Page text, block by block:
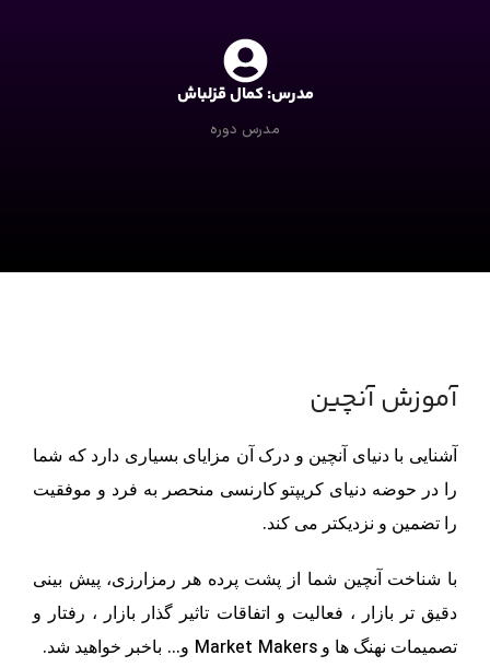
مدرس: کمال قزلباش
مدرس دوره
آموزش آنچین
آشنایی با دنیای آنچین و درک آن مزایای بسیاری دارد که شما
را در حوضه دنیای کریپتو کارنسی منحصر به فرد و موفقیت
را تضمین و نزدیکتر می کند.
با شناخت آنچین شما از پشت پرده هر رمزارزی، پیش بینی
دقیق تر بازار ، فعالیت و اتفاقات تاثیر گذار بازار ، رفتار و
تصمیمات نهنگ ها و Market Makers و… باخبر خواهید شد.